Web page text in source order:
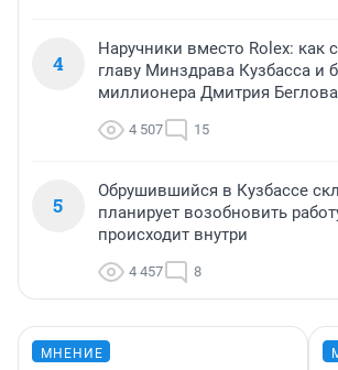
4
Наручники вместо Rolex: как
главу Минздрава Кузбасса и
миллионера Дмитрия Беглова
4 507 15
5
Обрушившийся в Кузбассе
планирует возобновить
происходит внутри
4 457 8
МНЕНИЕ